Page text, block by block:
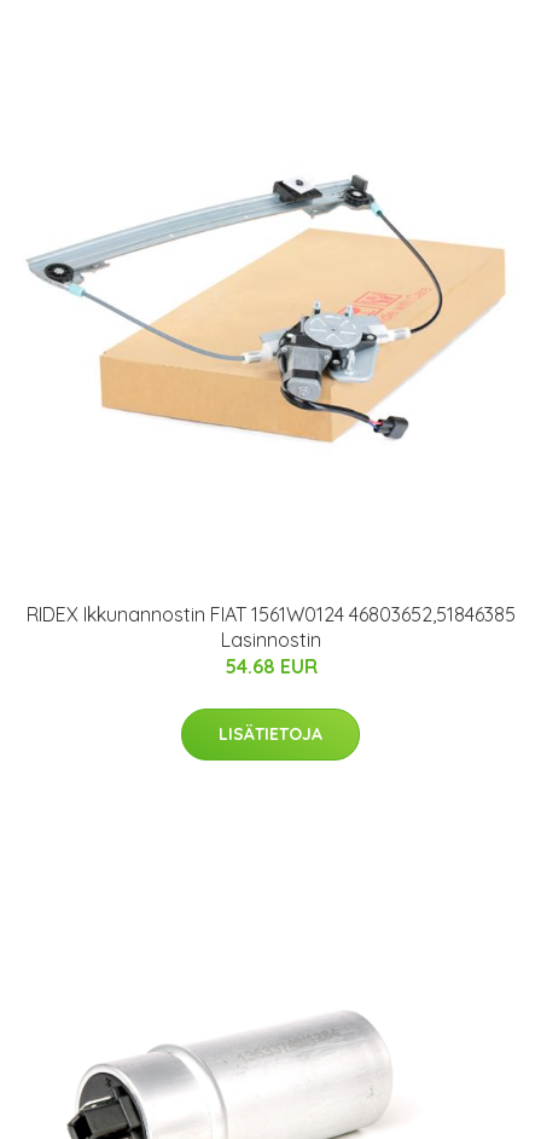
RIDEX Ikkunannostin FIAT 1561W0124 46803652,51846385
Lasinnostin
54.68 EUR
LISÄTIETOJA